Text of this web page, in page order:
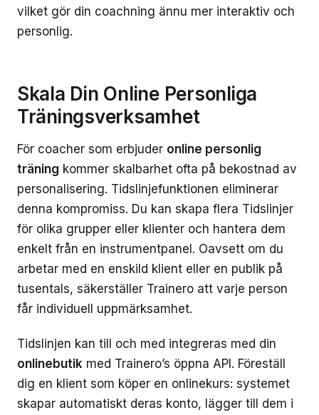
vilket gör din coachning ännu mer interaktiv och
personlig.
Skala Din Online Personliga
Träningsverksamhet
För coacher som erbjuder online personlig
träning kommer skalbarhet ofta på bekostnad av
personalisering. Tidslinjefunktionen eliminerar
denna kompromiss. Du kan skapa flera Tidslinjer
för olika grupper eller klienter och hantera dem
enkelt från en instrumentpanel. Oavsett om du
arbetar med en enskild klient eller en publik på
tusentals, säkerställer Trainero att varje person
får individuell uppmärksamhet.
Tidslinjen kan till och med integreras med din
onlinebutik med Trainero’s öppna API. Föreställ
dig en klient som köper en onlinekurs: systemet
skapar automatiskt deras konto, lägger till dem i